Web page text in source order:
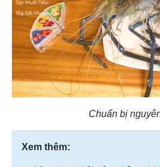
Chuẩn bị
Xem thêm: